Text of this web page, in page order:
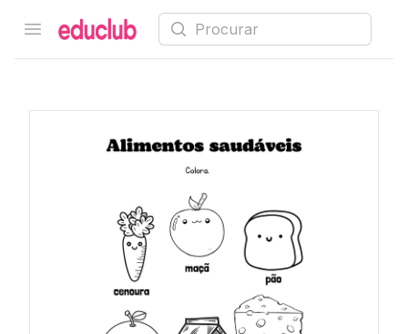
Open menu
Educlub Procurar